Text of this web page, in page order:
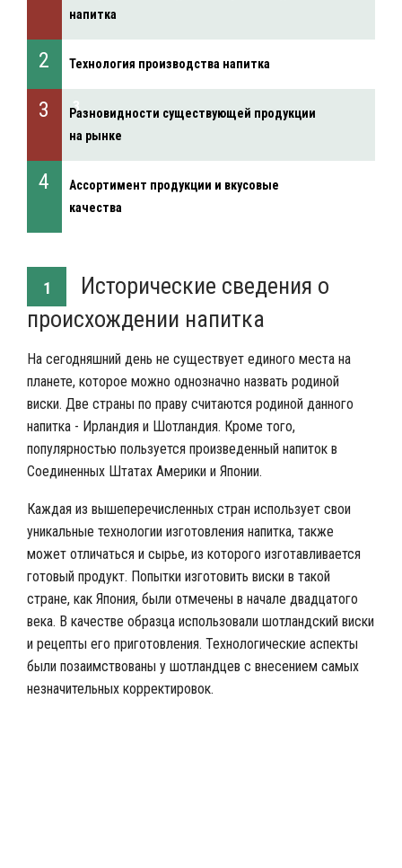
напитка
Технология производства напитка
Разновидности существующей продукции
на рынке
Ассортимент продукции и вкусовые
качества
1
Исторические сведения о
происхождении напитка
На сегодняшний день не существует единого места на
планете, которое можно однозначно назвать родиной
виски. Две страны по праву считаются родиной данного
напитка - Ирландия и Шотландия. Кроме того,
популярностью пользуется произведенный напиток в
Соединенных Штатах Америки и Японии.
Каждая из вышеперечисленных стран использует свои
уникальные технологии изготовления напитка, также
может отличаться и сырье, из которого изготавливается
готовый продукт. Попытки изготовить виски в такой
стране, как Япония, были отмечены в начале двадцатого
века. В качестве образца использовали шотландский виски
и рецепты его приготовления. Технологические аспекты
были позаимствованы у шотландцев с внесением самых
незначительных корректировок.